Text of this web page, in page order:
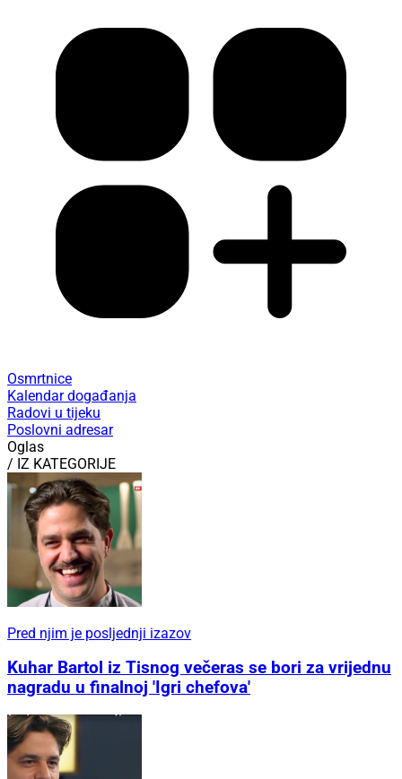
Osmrtnice
Kalendar događanja
Radovi u tijeku
Poslovni adresar
Oglas
/ IZ KATEGORIJE
Pred njim je posljednji izazov
Kuhar Bartol iz Tisnog večeras se bori za vrijednu
nagradu u finalnoj 'Igri chefova'